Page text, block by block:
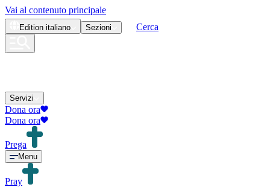
Vai al contenuto principale
Edition italiano Sezioni Cerca
Servizi
Dona ora
Dona ora
Prega
Menu
Pray